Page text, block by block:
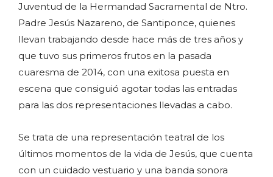
Juventud de la Hermandad Sacramental de Ntro.
Padre Jesús Nazareno, de Santiponce, quienes
llevan trabajando desde hace más de tres años y
que tuvo sus primeros frutos en la pasada
cuaresma de 2014, con una exitosa puesta en
escena que consiguió agotar todas las entradas
para las dos representaciones llevadas a cabo.
Se trata de una representación teatral de los
últimos momentos de la vida de Jesús, que cuenta
con un cuidado vestuario y una banda sonora